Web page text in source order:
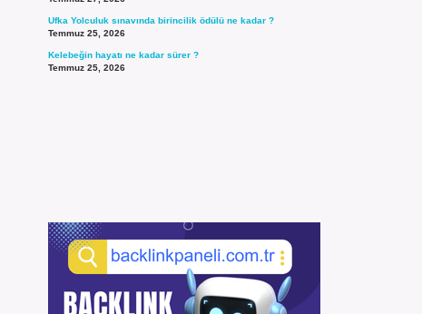
Ufka Yolculuk sınavında birincilik ödülü ne kadar ?
Temmuz 25, 2026
Kelebeğin hayatı ne kadar sürer ?
Temmuz 25, 2026